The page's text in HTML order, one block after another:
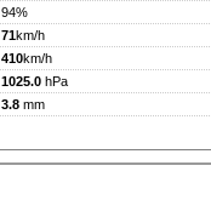
94%
71km/h
410km/h
1025.0 hPa
3.8 mm